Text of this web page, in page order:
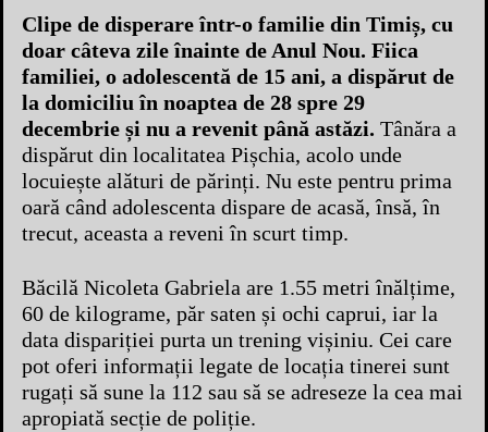
Clipe de disperare într-o familie din Timiș, cu
doar câteva zile înainte de Anul Nou. Fiica
familiei, o adolescentă de 15 ani, a dispărut de
la domiciliu în noaptea de 28 spre 29
decembrie și nu a revenit până astăzi. Tânăra a
dispărut din localitatea Pișchia, acolo unde
locuiește alături de părinți. Nu este pentru prima
oară când adolescenta dispare de acasă, însă, în
trecut, aceasta a reveni în scurt timp.
Băcilă Nicoleta Gabriela are 1.55 metri înălțime,
60 de kilograme, păr saten și ochi caprui, iar la
data dispariției purta un trening vișiniu. Cei care
pot oferi informații legate de locația tinerei sunt
rugați să sune la 112 sau să se adreseze la cea mai
apropiată secție de poliție.